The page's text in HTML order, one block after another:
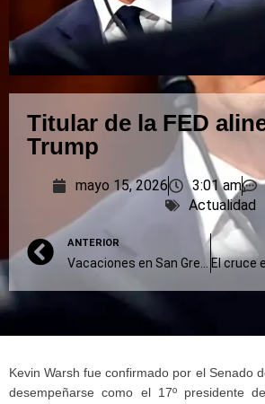
Titular de la FED
Trump
mayo 15, 2026 3:01 am
Actualidad
ANTERIOR
Vacaciones en San Gregorio (II)
Kevin Warsh fue confirmado por el Senado
desempeñarse como el 17º presidente